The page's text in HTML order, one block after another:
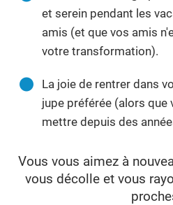
et serein pendant les
amis (et que vos amis
votre transformation).
La joie de rentrer dans
jupe préférée (alors que
mettre depuis des
Vous vous aimez à
vous décolle et vous